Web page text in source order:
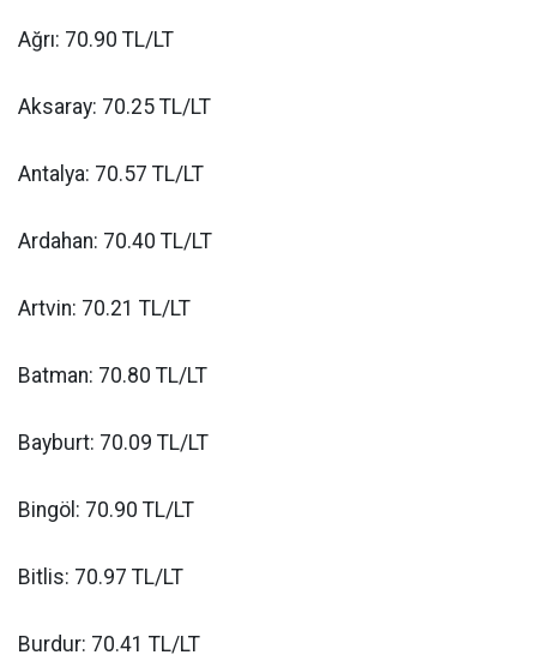
Ağrı: 70.90 TL/LT
Aksaray: 70.25 TL/LT
Antalya: 70.57 TL/LT
Ardahan: 70.40 TL/LT
Artvin: 70.21 TL/LT
Batman: 70.80 TL/LT
Bayburt: 70.09 TL/LT
Bingöl: 70.90 TL/LT
Bitlis: 70.97 TL/LT
Burdur: 70.41 TL/LT